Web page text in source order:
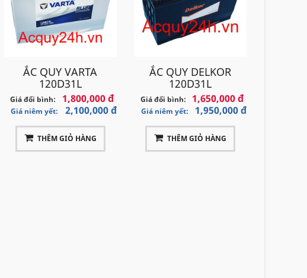
ẮC QUY VARTA
120D31L
Giá đổi bình: 1,800,000 đ
Giá niêm yết: 2,100,000 đ
THÊM GIỎ HÀNG
ẮC QUY DELKOR
120D31L
Giá đổi bình: 1,650,000 đ
Giá niêm yết: 1,950,000 đ
THÊM GIỎ HÀNG